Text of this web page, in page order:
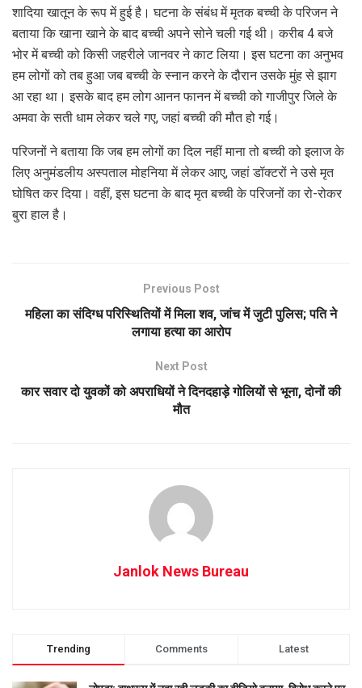
शादिया खातून के रूप में हुई है। घटना के संबंध में मृतक बच्ची के परिजन ने
बताया कि खाना खाने के बाद बच्ची अपने सोने चली गई थी। करीब 4 बजे
भोर में बच्ची को किसी जहरीले जानवर ने काट लिया। इस घटना का अनुभव
हम लोगों को तब हुआ जब बच्ची के स्नान करने के दौरान उसके मुंह से झाग
आ रहा था। इसके बाद हम लोग आनन फानन में बच्ची को गाजीपुर जिले के
अमवा के सती धाम लेकर चले गए, जहां बच्ची की मौत हो गई।
परिजनों ने बताया कि जब हम लोगों का दिल नहीं माना तो बच्ची को इलाज के
लिए अनुमंडलीय अस्पताल मोहनिया में लेकर आए, जहां डॉक्टरों ने उसे मृत
घोषित कर दिया। वहीं, इस घटना के बाद मृत बच्ची के परिजनों का रो-रोकर
बुरा हाल है।
Previous Post
महिला का संदिग्ध परिस्थितियों में मिला शव, जांच में जुटी पुलिस; पति ने
लगाया हत्या का आरोप
Next Post
कार सवार दो युवकों को अपराधियों ने दिनदहाड़े गोलियों से भूना, दोनों की
मौत
Janlok News Bureau
Trending Comments Latest